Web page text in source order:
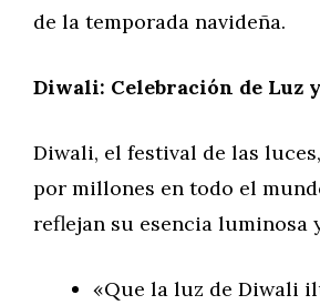
de la temporada navideña.
Diwali: Celebración de Luz
Diwali, el festival de las
por millones en todo el
reflejan su esencia luminosa
«Que la luz de Diwali